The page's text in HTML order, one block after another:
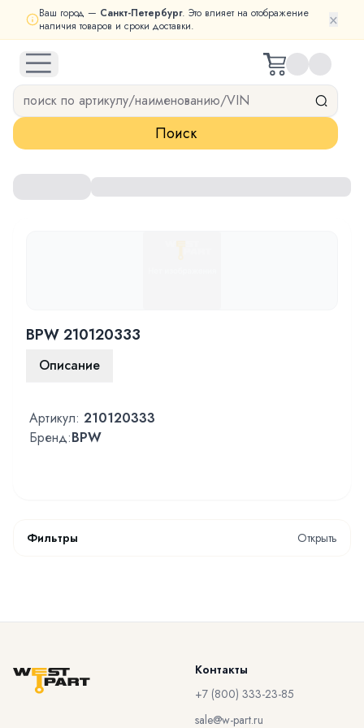
Ваш город — Санкт-Петербург. Это влияет на отображение
наличия товаров и сроки доставки.
×
open navigation menu
Поиск
BPW 210120333
Описание
Артикул: 210120333
Бренд:BPW
Фильтры Открыть
Контакты
+7 (800) 333-23-85
sale@w-part.ru